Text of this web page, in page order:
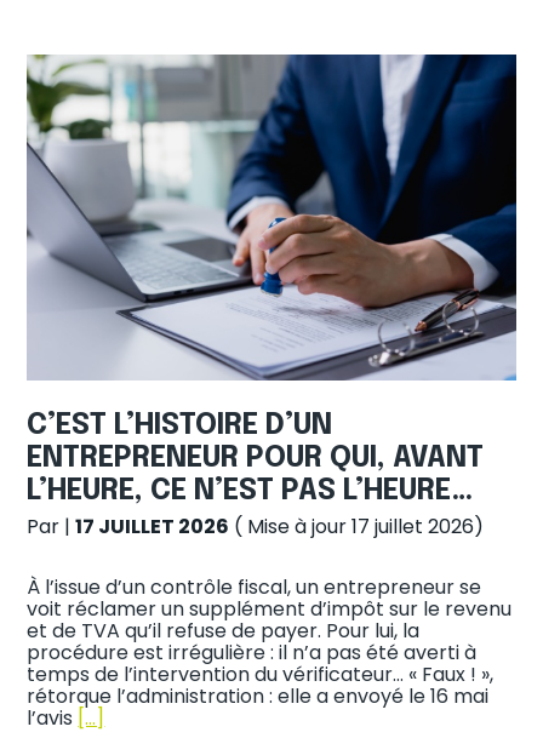
C’EST L’HISTOIRE D’UN
ENTREPRENEUR POUR QUI, AVANT
L’HEURE, CE N’EST PAS L’HEURE…
Par |17 JUILLET 2026 ( Mise à jour 17 juillet 2026)
À l’issue d’un contrôle fiscal, un entrepreneur se
voit réclamer un supplément d’impôt sur le revenu
et de TVA qu’il refuse de payer. Pour lui, la
procédure est irrégulière : il n’a pas été averti à
temps de l’intervention du vérificateur… « Faux ! »,
rétorque l’administration : elle a envoyé le 16 mai
l’avis […]